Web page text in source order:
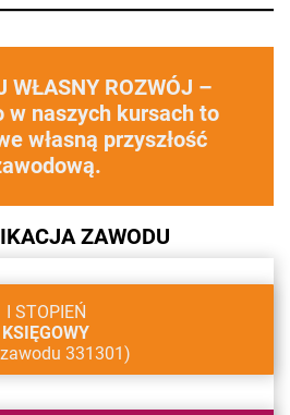
WŁASNY ROZWÓJ –
w naszych kursach to
własną przyszłość
ZAWODU
I STOPIEŃ
KSIĘGOWY
331301)